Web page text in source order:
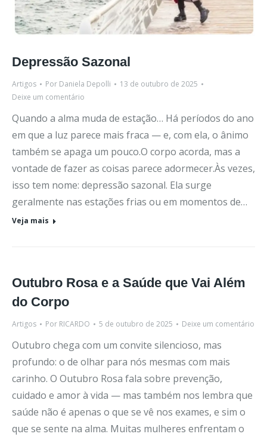
Depressão Sazonal
Artigos Por Daniela Depolli
13 de outubro de 2025
Deixe um comentário
Quando a alma muda de estação… Há períodos do ano
em que a luz parece mais fraca — e, com ela, o ânimo
também se apaga um pouco.O corpo acorda, mas a
vontade de fazer as coisas parece adormecer.Às vezes,
isso tem nome: depressão sazonal. Ela surge
geralmente nas estações frias ou em momentos de…
Veja mais
Outubro Rosa e a Saúde que Vai Além
do Corpo
Artigos Por RICARDO 5 de outubro de 2025 Deixe um comentário
Outubro chega com um convite silencioso, mas
profundo: o de olhar para nós mesmas com mais
carinho. O Outubro Rosa fala sobre prevenção,
cuidado e amor à vida — mas também nos lembra que
saúde não é apenas o que se vê nos exames, e sim o
que se sente na alma. Muitas mulheres enfrentam o